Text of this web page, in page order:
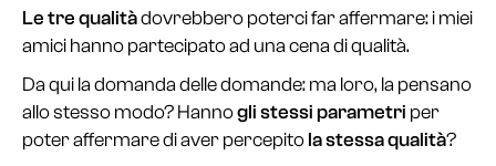
Le tre qualitàdovrebbero poterci far affermare: i miei
amici hanno partecipato ad una cena di qualità.
Da qui la domanda delle domande: ma loro, la pensano
allo stesso modo? Hannogli stessi parametri per
poter affermare di aver percepitola stessa qualità?